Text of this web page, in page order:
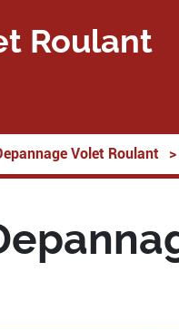
Roulant
Volet Roulant >